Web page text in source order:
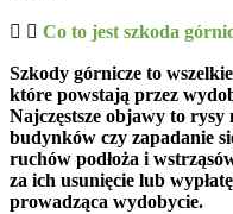
Co to jest szkoda
Szkody górnicze to
które powstają przez
Najczęstsze objawy to rysy
budynków czy zapadanie
ruchów podłoża i
za ich usunięcie lub
prowadząca wydobycie.